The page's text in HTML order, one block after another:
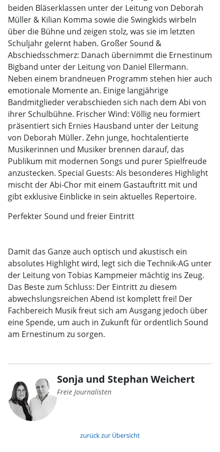
beiden Bläserklassen unter der Leitung von Deborah
Müller & Kilian Komma sowie die Swingkids wirbeln
über die Bühne und zeigen stolz, was sie im letzten
Schuljahr gelernt haben. Großer Sound &
Abschiedsschmerz: Danach übernimmt die Ernestinum
Bigband unter der Leitung von Daniel Ellermann.
Neben einem brandneuen Programm stehen hier auch
emotionale Momente an. Einige langjährige
Bandmitglieder verabschieden sich nach dem Abi von
ihrer Schulbühne. Frischer Wind: Völlig neu formiert
präsentiert sich Ernies Hausband unter der Leitung
von Deborah Müller. Zehn junge, hochtalentierte
Musikerinnen und Musiker brennen darauf, das
Publikum mit modernen Songs und purer Spielfreude
anzustecken. Special Guests: Als besonderes Highlight
mischt der Abi-Chor mit einem Gastauftritt mit und
gibt exklusive Einblicke in sein aktuelles Repertoire.
Perfekter Sound und freier Eintritt
Damit das Ganze auch optisch und akustisch ein
absolutes Highlight wird, legt sich die Technik-AG unter
der Leitung von Tobias Kampmeier mächtig ins Zeug.
Das Beste zum Schluss: Der Eintritt zu diesem
abwechslungsreichen Abend ist komplett frei! Der
Fachbereich Musik freut sich am Ausgang jedoch über
eine Spende, um auch in Zukunft für ordentlich Sound
am Ernestinum zu sorgen.
Sonja und Stephan Weichert
Freie Journalisten
zurück zur Übersicht